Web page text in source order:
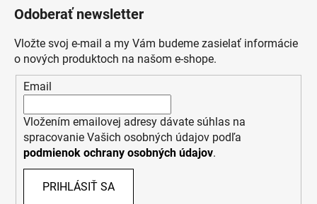
Odoberať newsletter
Vložte svoj e-mail a my Vám budeme zasielať informácie
o nových produktoch na našom e-shope.
Email
Vložením emailovej adresy dávate súhlas na
spracovanie Vašich osobných údajov podľa
podmienok ochrany osobných údajov.
PRIHLÁSIŤ SA